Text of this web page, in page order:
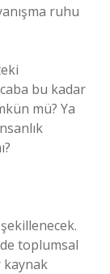
ruhu
bu kadar
mü? Ya
de toplumsal
kaynak